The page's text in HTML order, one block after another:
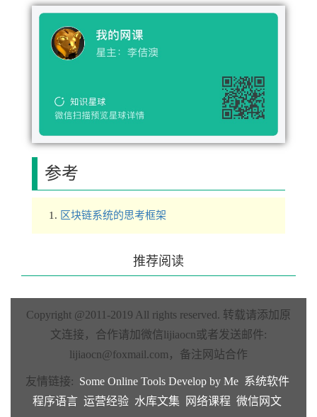
参考
区块链系统的思考框架
推荐阅读
Copyright @2011-2019 All rights reserved. 转载请添加原
文连接，合作请加微信lijiaocn或者发送邮件:
lijiaocn@foxmail.com ，备注网站合作
友情链接: Some Online Tools Develop by Me
系统软件
程序语言 运营经验 水库文集 网络课程 微信网文